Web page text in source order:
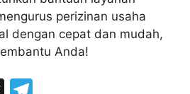
perizinan usaha
dengan cepat dan mudah,
Anda!